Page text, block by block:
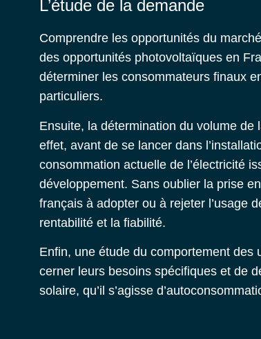
L’étude de la demande
Comprendre les opportunités du
des opportunités photovoltaïques en
déterminer les consommateurs finaux
particuliers.
Ensuite, la détermination du volume
effet, avant de se lancer dans
consommation actuelle de l’électricité
développement. Sans oublier la prise
français à adopter ou à rejeter l’usage
rentabilité et la fiabilité.
Enfin, une étude du comportement
cerner leurs besoins spécifiques et de
solaire, qu’il s’agisse